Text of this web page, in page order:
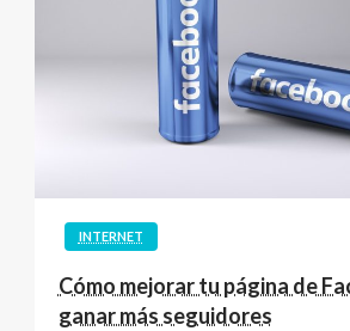
INTERNET
Cómo mejorar tu página de
ganar más seguidores